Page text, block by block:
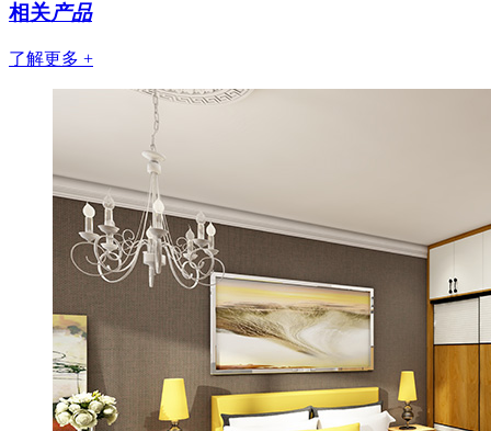
相关产品
了解更多 +